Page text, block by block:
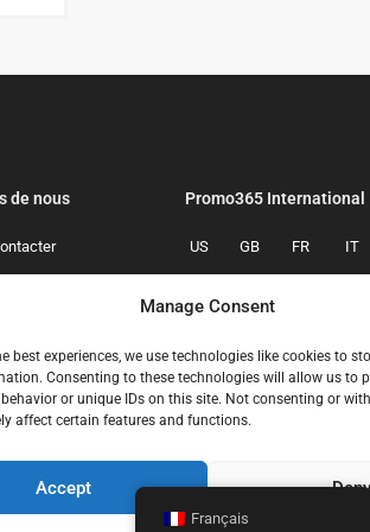
Manage Consent
best experiences, we use technologies like cookies to
Consenting to these technologies will allow us to
or unique IDs on this site. Not consenting or
affect certain features and functions.
Accept Deny
de nous Promo365 International
US GB FR IT
politique-de-confidentialite
Français